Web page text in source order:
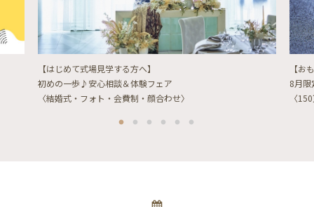
【はじめて式場見学する方へ】
初めの一歩♪安心相談＆体験フェア
〈結婚式・フォト・会費制・顔合わせ〉
【お
8月限
〈